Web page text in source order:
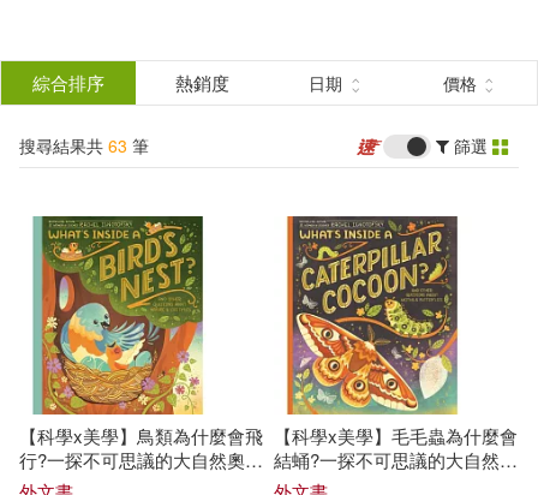
結
分類 (單選)
所有商品(63) 圖書(61)
電子書(2)
作者 (可複選)
Ignotofsky(54) Rachel(50)
綜合排序 熱銷度 日期 價格
搜尋結果共 63 筆 篩選
【科學x美學】鳥類為什麼會飛
行?一探不可思議的大自然奧秘
What’s Inside a Bird’s Nest?:
【科學x美學】毛毛蟲為什麼會
結蛹?一探不可思議的大自然奧
秘秘 What’s Inside a Caterpillar